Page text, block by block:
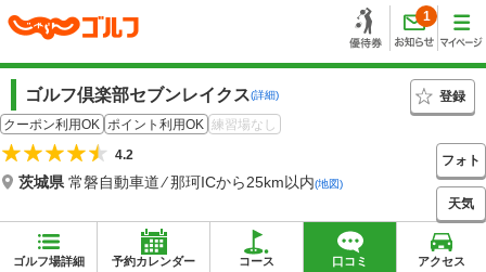
1
ゴルフ倶楽部セブンレイクス(詳細)
登録
クーポン利用OK ポイント利用OK 練習場なし
4.2
茨城県 常磐自動車道 ⁄ 那珂ICから25km以内(地図)
フォト
天気
ゴルフ場詳細 予約カレンダー コース 口コミ アクセス